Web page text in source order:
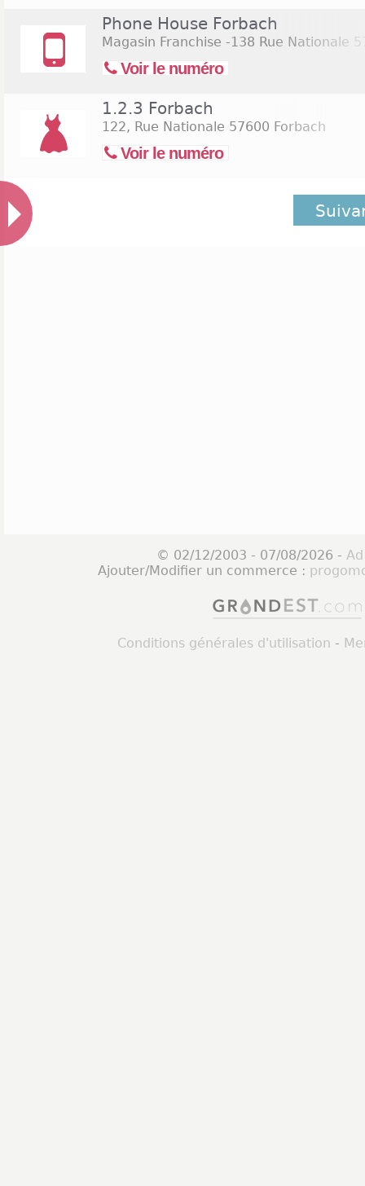
Phone House Forbach
Magasin Franchise -138 Rue Nationale
Voir le numéro
1.2.3 Forbach
122, Rue Nationale 57600 Forbach
Voir le numéro
© 02/12/2003 - 07/08/2026 -
Ajouter/Modifier un commerce :
Conditions générales d'utilisation -